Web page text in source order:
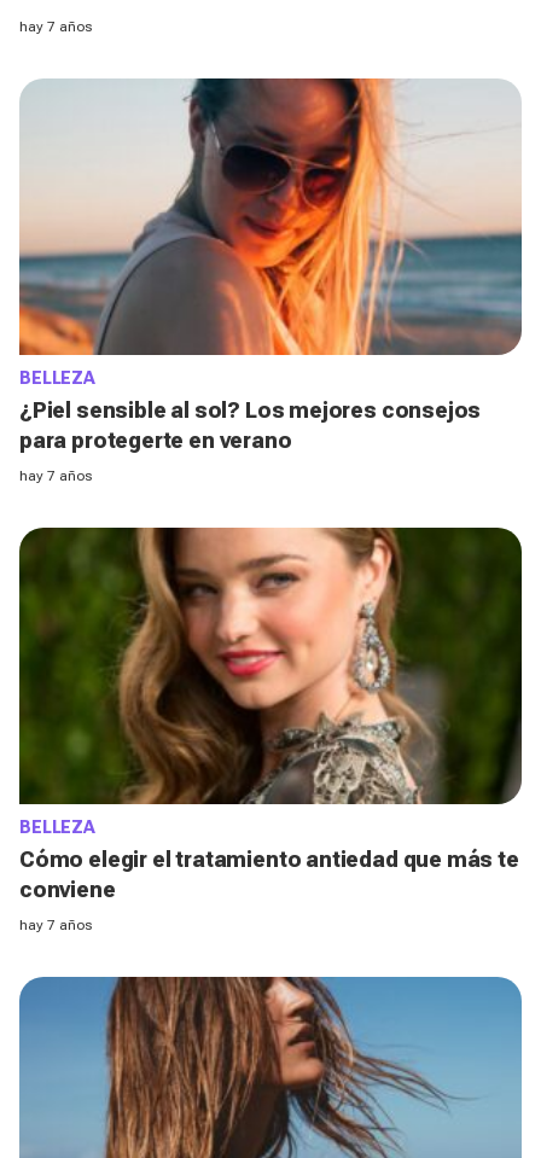
hay 7 años
BELLEZA
¿Piel sensible al sol? Los mejores consejos
para protegerte en verano
hay 7 años
BELLEZA
Cómo elegir el tratamiento antiedad que más te
conviene
hay 7 años